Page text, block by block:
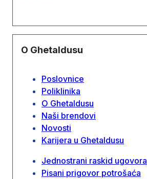
O Ghetaldusu
Poslovnice
Poliklinika
O Ghetaldusu
Naši brendovi
Novosti
Karijera u Ghetaldusu
Jednostrani raskid ugovora
Pisani prigovor potrošaća